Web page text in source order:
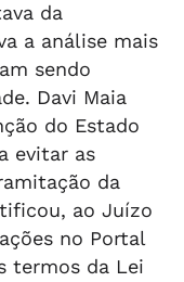
da
a análise mais
sendo
Davi Maia
do Estado
evitar as
da
ao Juízo
no Portal
termos da Lei